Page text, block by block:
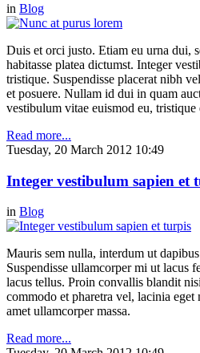
in Blog
Duis et orci justo. Etiam eu urna dui,
habitasse platea dictumst. Integer
tristique. Suspendisse placerat nibh
et posuere. Nullam id dui in quam
vestibulum vitae euismod eu, tristique
Read more...
Tuesday, 20 March 2012 10:49
Integer vestibulum sapien et
in Blog
Mauris sem nulla, interdum ut
Suspendisse ullamcorper mi ut lacus
lacus tellus. Proin convallis blandit
commodo et pharetra vel, lacinia
amet ullamcorper massa.
Read more...